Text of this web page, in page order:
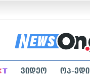
T ვიდეო ოპ-ედი